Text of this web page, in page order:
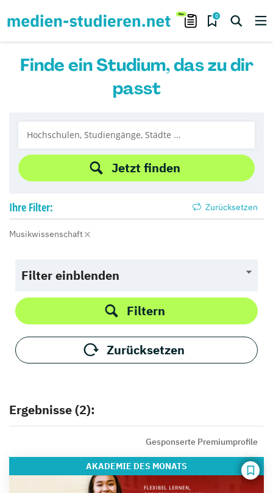
0
Finde ein Studium, das zu dir
passt
Jetzt finden
Ihre Filter: Zurücksetzen
Musikwissenschaft
Filter einblenden
Filtern
Zurücksetzen
Ergebnisse (2):
Gesponserte Premiumprofile
AKADEMIE DES MONATS